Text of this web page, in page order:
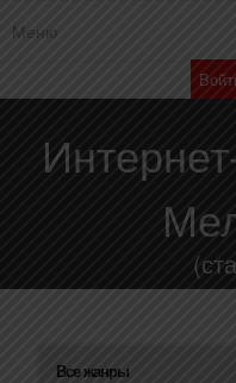
Меню